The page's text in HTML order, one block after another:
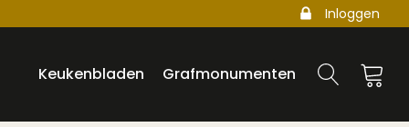
Inloggen
Keukenbladen Grafmonumenten